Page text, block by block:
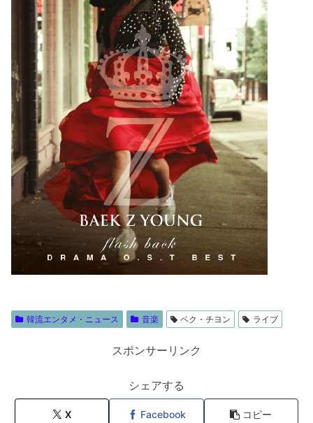
韓流エンタメ・ニュース 音楽 ペク・チヨン ライブ
スポンサーリンク
シェアする
X Facebook コピー